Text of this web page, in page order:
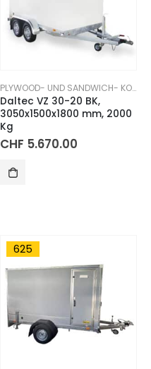
PLYWOOD- UND SANDWICH- KOFFERANHÄNGER
Daltec VZ 30-20 BK,
3050x1500x1800 mm, 2000
Kg
CHF 5.670.00
625